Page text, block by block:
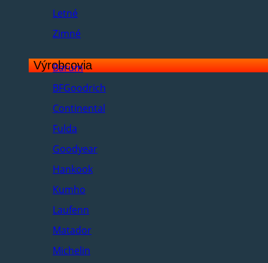
Letné
Zimné
Výrobcovia
Barum
BFGoodrich
Continental
Fulda
Goodyear
Hankook
Kumho
Laufenn
Matador
Michelin